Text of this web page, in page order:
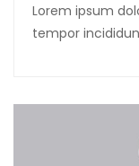
Lorem ipsum
tempor